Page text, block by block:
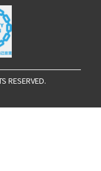
RESERVED.